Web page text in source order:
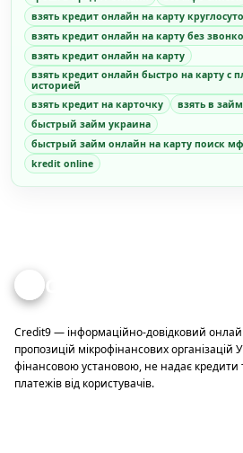
взять кредит онлайн на карту
взять кредит онлайн на карту без
взять кредит онлайн на карту
взять кредит онлайн быстро на карту с
историей
взять кредит на карточку
взять в
быстрый займ украина
быстрый займ онлайн на карту поиск
kredit online
Credit
Credit9 — інформаційно-довідковий
пропозицій мікрофінансових організацій
фінансовою установою, не надає
платежів від користувачів.